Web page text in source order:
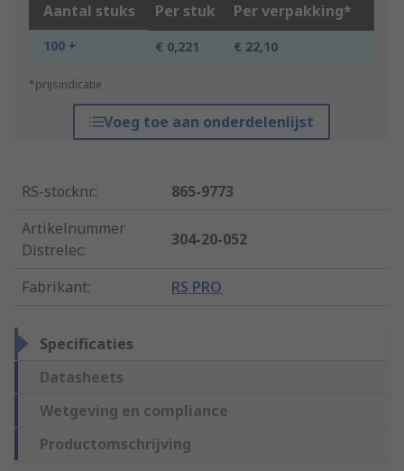
Aantal stuks Per stuk Per verpakking*
100 + € 0,221 € 22,10
*prijsindicatie
Voeg toe aan onderdelenlijst
RS-stocknr.:
865-9773
Artikelnummer
Distrelec:
304-20-052
Fabrikant: RS PRO
Specificaties
Datasheets
Wetgeving en compliance
Productomschrijving